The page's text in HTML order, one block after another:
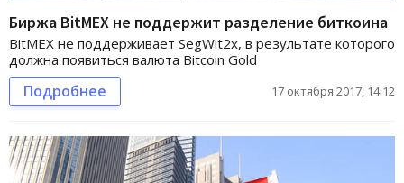
Биржа BitMEX не поддержит разделение биткоина
BitMEX не поддерживает SegWit2x, в результате которого
должна появиться валюта Bitcoin Gold
Подробнее 17 октября 2017, 14:12